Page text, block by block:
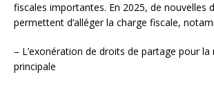
fiscales importantes. En 2025, de nouvelles
permettent d’alléger la charge fiscale,
– L’exonération de droits de partage pour la
principale